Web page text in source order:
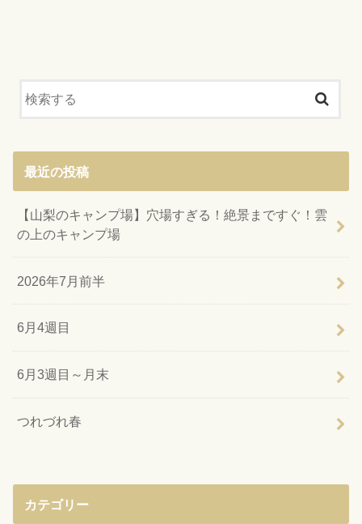
最近の投稿
【山梨のキャンプ場】穴場すぎる！絶景まですぐ！雲
の上のキャンプ場
2026年7月前半
6月4週目
6月3週目～月末
つれづれ春
カテゴリー